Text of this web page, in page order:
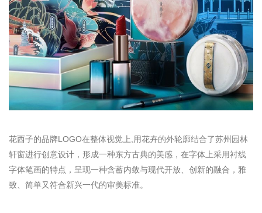
花西子的品牌LOGO在整体视觉上,用花卉的外轮廓结合了苏州园林
轩窗进行创意设计，形成一种东方古典的美感，在字体上采用衬线
字体笔画的特点，呈现一种含蓄内敛与现代开放、创新的融合，雅
致、简单又符合新兴一代的审美标准。